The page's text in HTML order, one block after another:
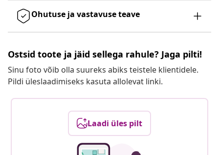
Ohutuse ja vastavuse teave
Ostsid toote ja jäid sellega rahule? Jaga pilti!
Sinu foto võib olla suureks abiks teistele klientidele.
Pildi üleslaadimiseks kasuta allolevat linki.
Laadi üles pilt